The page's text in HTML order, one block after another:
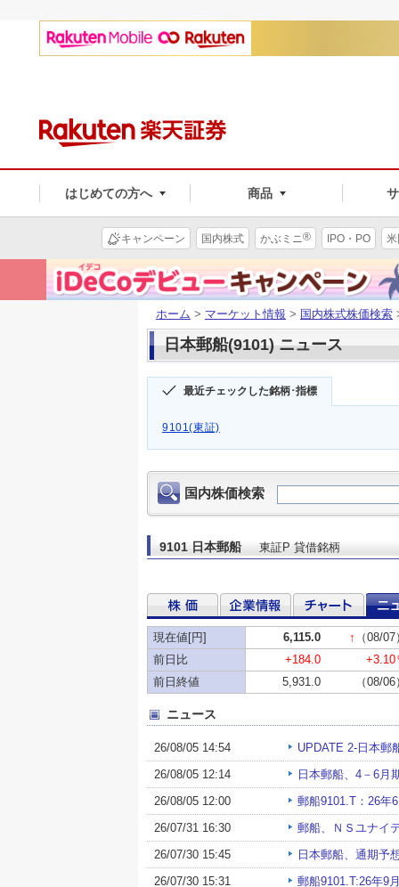
はじめての方へ 商品
キャンペーン 国内株式 かぶミニ® IPO・PO
ホーム > マーケット情報 > 国内株式株価検索
日本郵船(9101) ニュース
最近チェックした銘柄･指標
9101(東証)